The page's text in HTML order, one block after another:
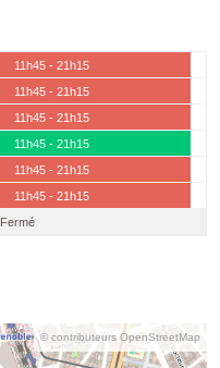
11h45 - 21h15
11h45 - 21h15
11h45 - 21h15
11h45 - 21h15
11h45 - 21h15
11h45 - 21h15
Fermé
© contributeurs OpenStreetMap